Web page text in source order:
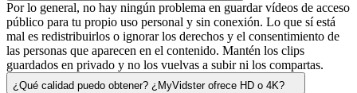
Por lo general, no hay ningún problema en guardar vídeos de acceso
público para tu propio uso personal y sin conexión. Lo que sí está
mal es redistribuirlos o ignorar los derechos y el consentimiento de
las personas que aparecen en el contenido. Mantén los clips
guardados en privado y no los vuelvas a subir ni los compartas.
¿Qué calidad puedo obtener? ¿MyVidster ofrece HD o 4K?